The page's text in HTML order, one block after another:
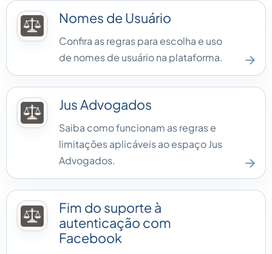
Nomes de Usuário
Confira as regras para escolha e uso
de nomes de usuário na plataforma.
→
Jus Advogados
Saiba como funcionam as regras e
limitações aplicáveis ao espaço Jus
Advogados.
→
Fim do suporte à
autenticação com
Facebook